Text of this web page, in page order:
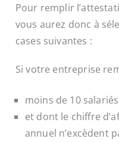
Pour remplir
vous aurez donc à
cases suivantes :
Si votre entreprise
moins de 10
et dont le chiffre
annuel n’excèdent